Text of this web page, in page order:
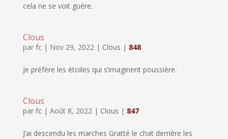
cela ne se voit guère.
Clous
par fc| Nov 29, 2022| Clous | 848
Je préfère les étoiles qui s’imaginent poussière.
Clous
par fc| Août 8, 2022| Clous | 847
J’ai descendu les marches Gratté le chat derrière les